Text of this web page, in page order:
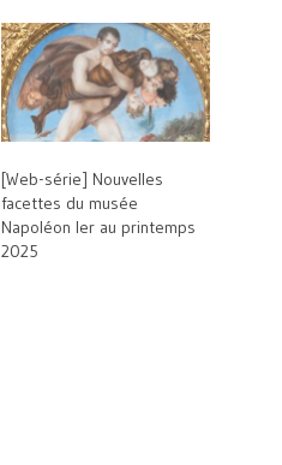
[Web-série] Nouvelles
facettes du musée
Napoléon Ier au printemps
2025